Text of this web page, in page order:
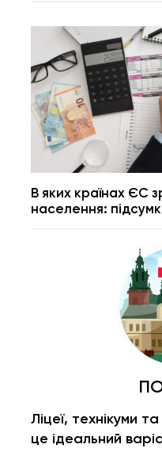
В яких країнах ЄС
населення:
Ліцеї, технікуми
це ідеальний